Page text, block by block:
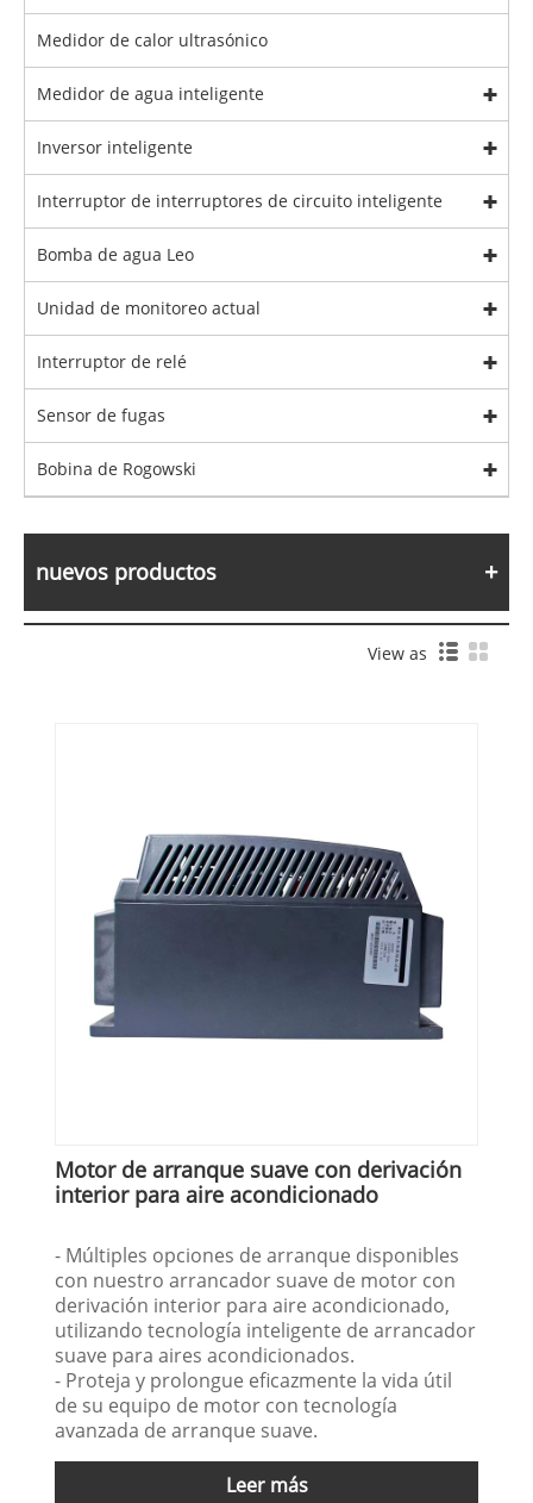
Medidor de calor ultrasónico
Medidor de agua inteligente
Inversor inteligente
Interruptor de interruptores de circuito inteligente
Bomba de agua Leo
Unidad de monitoreo actual
Interruptor de relé
Sensor de fugas
Bobina de Rogowski
nuevos productos
View as
Motor de arranque suave con derivación
interior para aire acondicionado
- Múltiples opciones de arranque disponibles
con nuestro arrancador suave de motor con
derivación interior para aire acondicionado,
utilizando tecnología inteligente de arrancador
suave para aires acondicionados.
- Proteja y prolongue eficazmente la vida útil
de su equipo de motor con tecnología
avanzada de arranque suave.
Leer más